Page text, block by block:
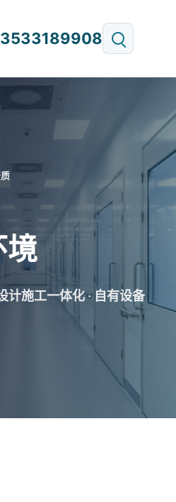
境
计施工一体化 · 自有设备